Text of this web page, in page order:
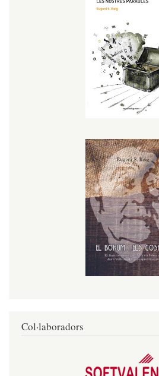
Col·laboradors